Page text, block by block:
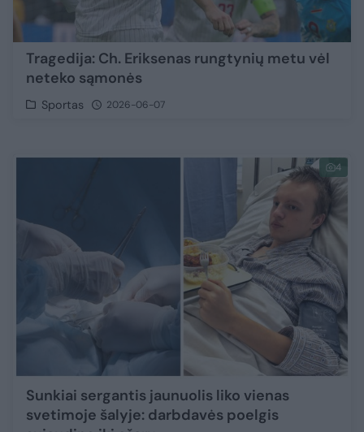
Tragedija: Ch. Eriksenas rungtynių metu vėl
neteko sąmonės
Sportas 2026-06-07
4
Sunkiai sergantis jaunuolis liko vienas
svetimoje šalyje: darbdavės poelgis